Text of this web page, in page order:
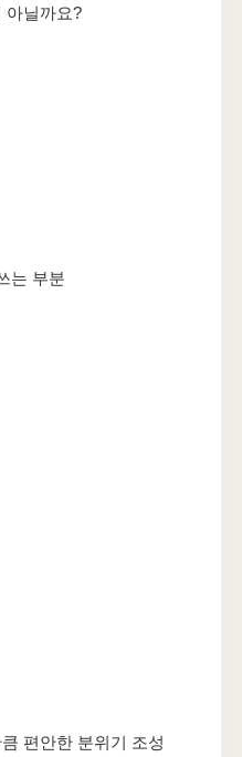
아닐까요?
는 부분
편안한 분위기 조성